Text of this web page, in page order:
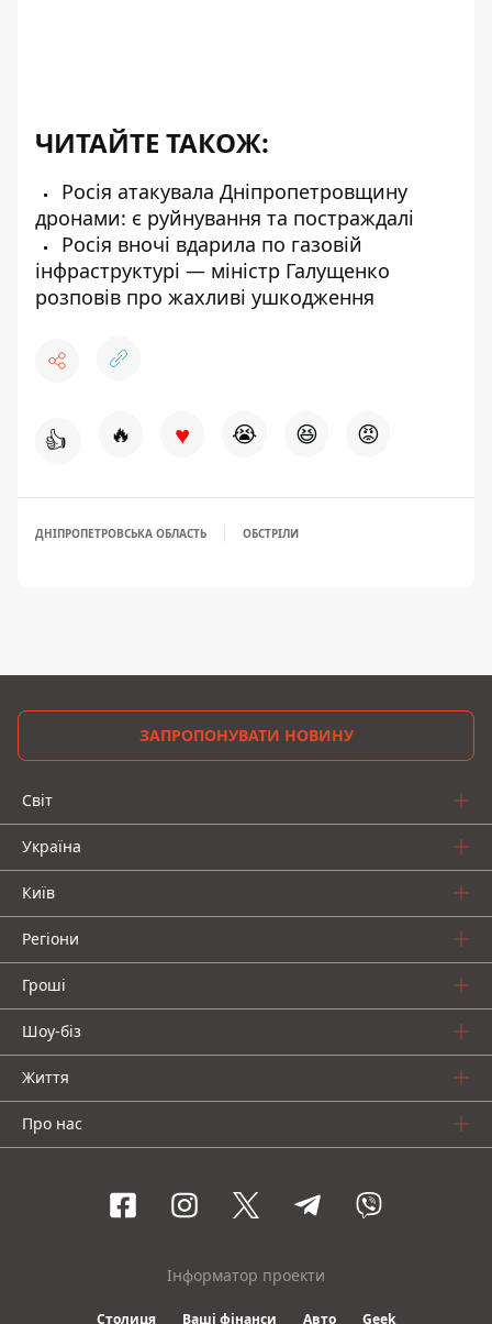
ЧИТАЙТЕ ТАКОЖ:
Росія атакувала Дніпропетровщину
дронами: є руйнування та постраждалі
Росія вночі вдарила по газовій
інфраструктурі — міністр Галущенко
розповів про жахливі ушкодження
👍 🔥 ♥ 😭 😆 😡
ДНІПРОПЕТРОВСЬКА ОБЛАСТЬ ОБСТРІЛИ
ЗАПРОПОНУВАТИ НОВИНУ
Світ
Україна
Київ
Регіони
Гроші
Шоу-біз
Життя
Про нас
Інформатор проекти
Столиця Ваші фінанси Авто Geek